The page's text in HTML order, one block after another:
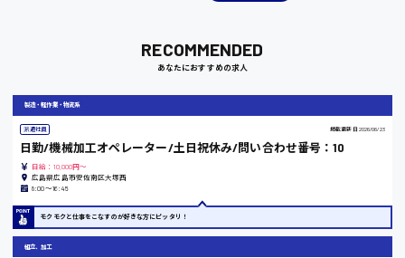
大阪府
RECOMMENDED
あなたにおすすめの求人
製造・軽作業・物流系
派遣社員 掲載更新日 2026/06/23
日勤/機械加工オペレーター/土日祝休み/問い合わせ番号：10
日給：10,000円～
広島県広島市安佐南区大塚西
8:00〜16:45
モクモクと仕事をこなすのが好きな方にピッタリ！
組立、加工